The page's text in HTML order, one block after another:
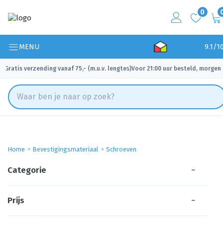
0
MENU 9.1/
Gratis verzending vanaf 75,- (m.u.v. lengtes)
✓ Voor 21:00 uur besteld, morgen
Home Bevestigingsmateriaal Schroeven
Categorie −
Prijs −